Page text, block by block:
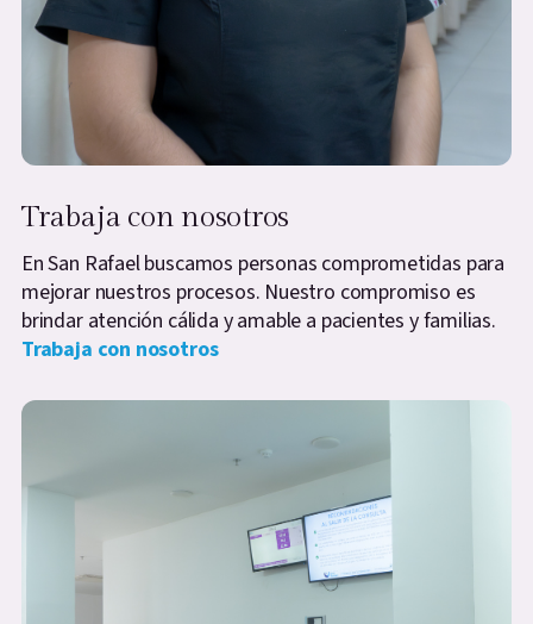
Trabaja con nosotros
En San Rafael buscamos personas comprometidas para
mejorar nuestros procesos. Nuestro compromiso es
brindar atención cálida y amable a pacientes y familias.
Trabaja con nosotros